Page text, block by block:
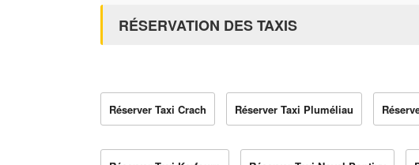
RÉSERVATION DES TAXIS
Réserver Taxi Crach Réserver Taxi Pluméliau